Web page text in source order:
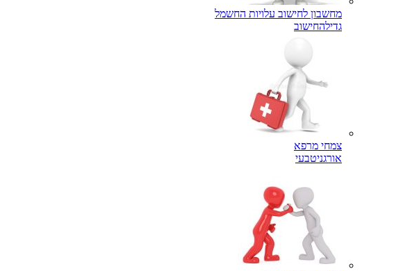
מחשבון לחישוב עלויות החשמל
גדילהחישוב
צמחי מרפא
אורגניטבעי